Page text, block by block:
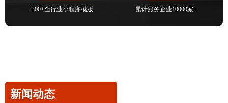
300+全行业小程序模版 累计服务企业10000家+
新闻动态